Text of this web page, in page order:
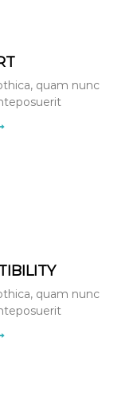
quam nunc
quam nunc